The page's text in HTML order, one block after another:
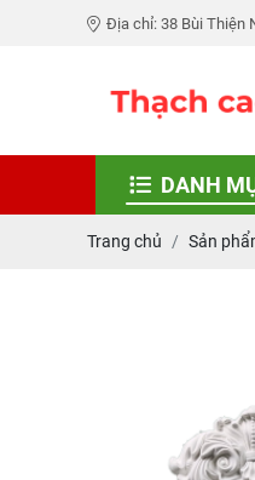
Địa chỉ: 38 Bùi Thiện
DANH
Trang chủ Sản